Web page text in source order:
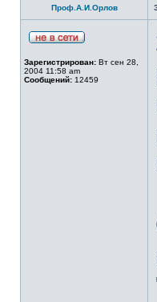
Проф.А.И.Орлов
Зарегистрирован: Вт сен 28,
2004 11:58 am
Сообщений: 12459